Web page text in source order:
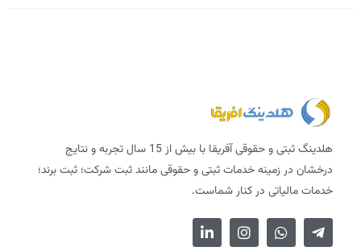
هلدینگ ثبتی و حقوقی آفریقا با بیش از 15 سال تجربه و نتایج
درخشان در زمینه خدمات ثبتی و حقوقی مانند ثبت شرکت؛ ثبت برند؛
خدمات مالیاتی در کنار شماست.